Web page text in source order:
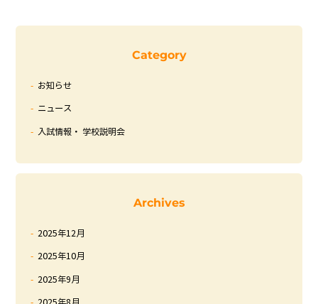
Category
お知らせ
ニュース
入試情報・ 学校説明会
Archives
2025年12月
2025年10月
2025年9月